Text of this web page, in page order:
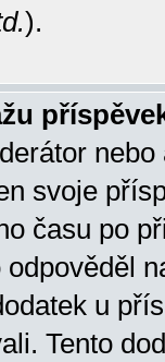
).
svoje
času po
u
Tento